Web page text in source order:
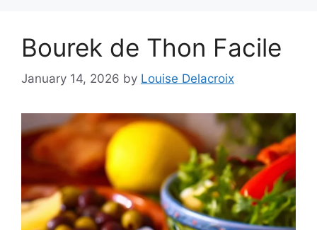
Bourek de Thon Facile
January 14, 2026 by Louise Delacroix